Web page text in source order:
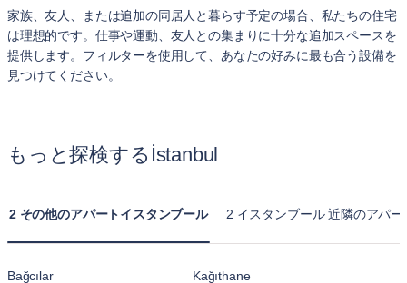
家族、友人、または追加の同居人と暮らす予定の場合、私たちの住宅
は理想的です。仕事や運動、友人との集まりに十分な追加スペースを
提供します。フィルターを使用して、あなたの好みに最も合う設備を
見つけてください。
もっと探検するİstanbul
2 その他のアパートイスタンブール 2 イスタンブール 近隣のアパー
Bağcılar Kağıthane